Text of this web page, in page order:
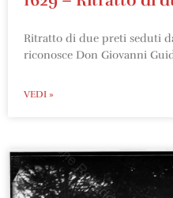
Ritratto di due preti seduti
riconosce Don Giovanni
VEDI »